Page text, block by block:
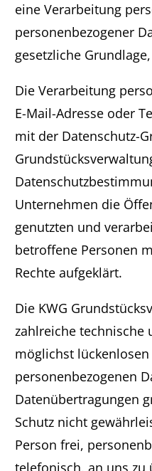
eine Verarbeitung
personenbezogener
gesetzliche
Die Verarbeitung
E-Mail-Adresse oder
mit der Datenschutz-
Unternehmen die
genutzten und
betroffene Personen
Rechte aufgeklärt.
Die KWG
zahlreiche technische
möglichst
personenbezogenen
Datenübertragungen
Schutz nicht
Person frei,
telefonisch, an uns zu